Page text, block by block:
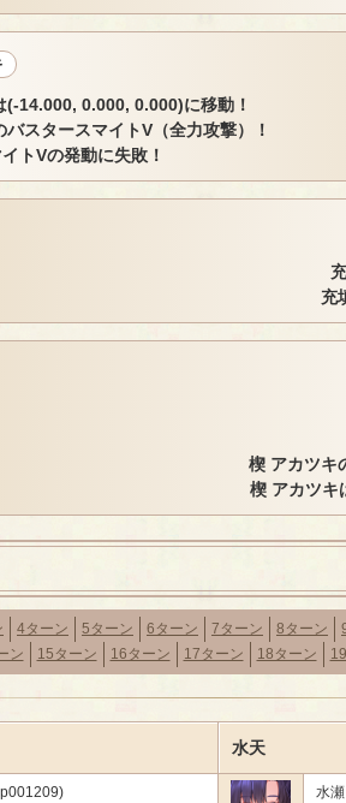
(-14.000, 0.000, 0.000)に移動！
バスタースマイトV（全力攻撃）！
トVの発動に失敗！
充
楔 アカツキ
楔 アカツキ
4ターン 5ターン 6ターン 7ターン 8ターン
ン 15ターン 16ターン 17ターン 18ターン
水天
水